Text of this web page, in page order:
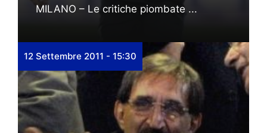
MILANO – Le critiche piombate ...
12 Settembre 2011 - 15:30